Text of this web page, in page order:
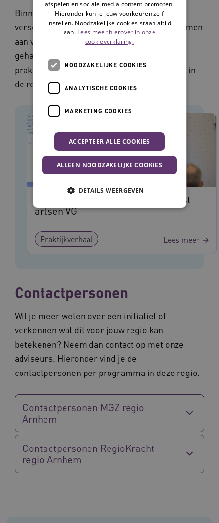
Binnen de gehandicaptenzorg werken
verschillende organisaties en disciplines samen
aan vernieuwing en verbetering voor de
gehandicaptenzorg. In onderstaande
praktijkverhalen zie je hoe zij dit aanpakken in
de regio.
DigiContact en functiestraat ontlast
artsen VG
Praktijkverhaal Lees meer
Contactpersonen
Wil je meer weten over een initiatief of
verkennen wat dit voor jouw regio kan
betekenen? Neem dan contact op met onze
adviseurs. Hieronder vind je de
contactpersonen per programma in deze regio.
Contactpersonen MGZ regio
Arnhem
Contactpersonen RegioKracht
regio Arnhem
afspelen en sociale media content promoten.
Hieronder kun je jouw voorkeuren zelf
instellen. Noodzakelijke cookies staan altijd
aan. Lees meer hierover in onze
cookieverklaring.
NOODZAKELIJKE COOKIES
ANALYTISCHE COOKIES
MARKETING COOKIES
ACCEPTEER ALLE COOKIES
ALLEEN NOODZAKELIJKE COOKIES
DETAILS WEERGEVEN
Marketing cookies
Naam
__Secure-ROLLOUT_TOKEN
.youtube.com
UMB_SESSION
www.vilans.nl
__Secure-YNID .youtube.com
5
__cf_bm
Google Privacy Policy